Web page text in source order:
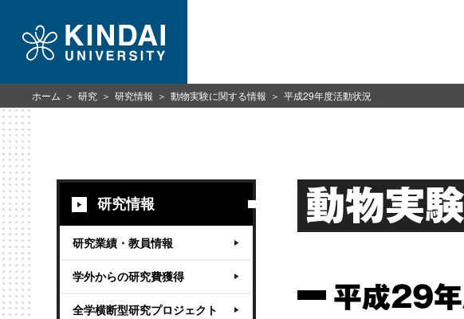
研究情報
研究業績・教員情報
学外からの研究費獲得
全学横断型研究プロジェクト
動物実
平成29
ホーム 研究 研究情報 動物実験に関する情報 平成29年度活動状況